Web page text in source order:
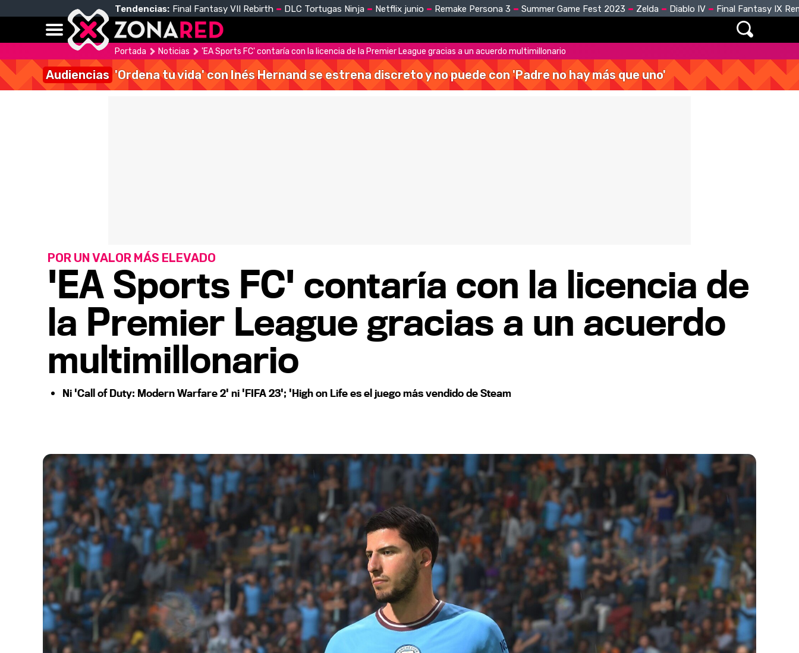
Tendencias: Final Fantasy VII Rebirth DLC Tortugas Ninja Netflix junio Remake Persona 3 Summer Game Fest 2023 Zelda Diablo IV Final Fantasy IX
Portada Noticias 'EA Sports FC' contaría con la licencia de la Premier League gracias a un acuerdo multimillonario
Audiencias 'Ordena tu vida' con Inés Hernand se estrena discreto y no puede con 'Padre no hay más que uno'
Ni 'Call of Duty: Modern Warfare 2' ni 'FIFA 23'; 'High on Life es el juego más vendido de Steam
'EA Sports FC' contaría con la licencia de
la Premier League gracias a un acuerdo
multimillonario
POR UN VALOR MÁS ELEVADO